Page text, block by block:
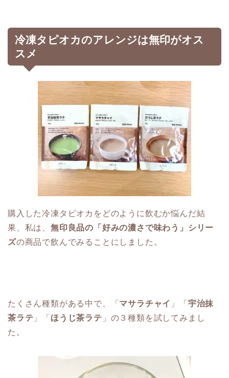
冷凍タピオカのアレンジは無印がオス
スメ
購入した冷凍タピオカをどのように飲むか悩んだ結
果、私は、 無印良品の「好みの濃さで味わう」シリー
ズの商品で飲んでみることにしました。
たくさん種類がある中で、「 マサラチャイ 」「 宇治抹
茶ラテ 」「 ほうじ茶ラテ 」の３種類を試してみまし
た。